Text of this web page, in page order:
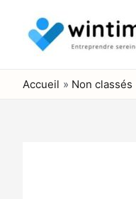
contenu
Accueil Non classés